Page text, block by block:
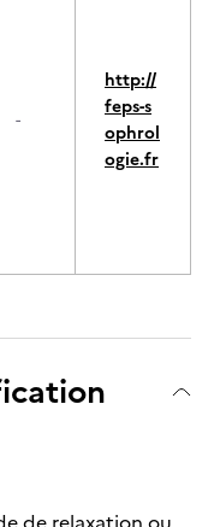
-
http://
feps-s
ophrol
ogie.fr